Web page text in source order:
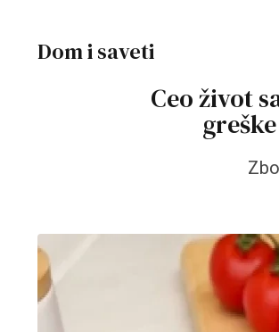
Dom i saveti
Ceo život